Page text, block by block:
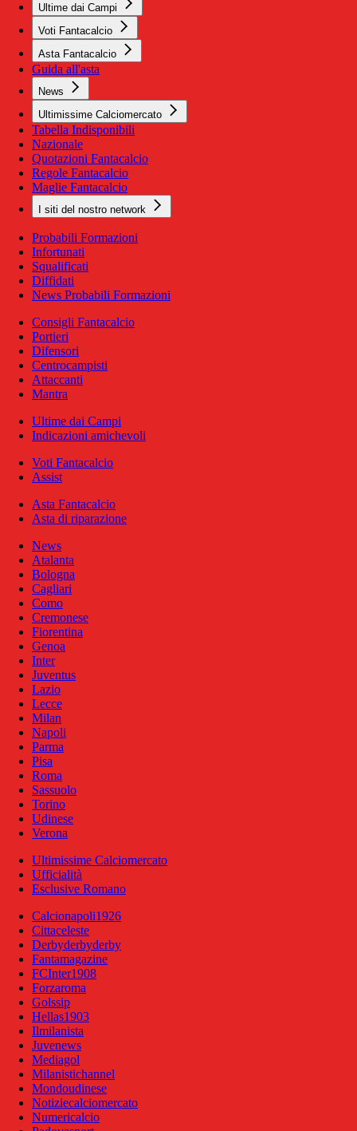
Ultime dai Campi
Voti Fantacalcio
Asta Fantacalcio
Guida all'asta
News
Ultimissime Calciomercato
Tabella Indisponibili
Nazionale
Quotazioni Fantacalcio
Regole Fantacalcio
Maglie Fantacalcio
I siti del nostro network
Probabili Formazioni
Infortunati
Squalificati
Diffidati
News Probabili Formazioni
Consigli Fantacalcio
Portieri
Difensori
Centrocampisti
Attaccanti
Mantra
Ultime dai Campi
Indicazioni amichevoli
Voti Fantacalcio
Assist
Asta Fantacalcio
Asta di riparazione
News
Atalanta
Bologna
Cagliari
Como
Cremonese
Fiorentina
Genoa
Inter
Juventus
Lazio
Lecce
Milan
Napoli
Parma
Pisa
Roma
Sassuolo
Torino
Udinese
Verona
Ultimissime Calciomercato
Ufficialità
Esclusive Romano
Calcionapoli1926
Cittaceleste
Derbyderbyderby
Fantamagazine
FCInter1908
Forzaroma
Golssip
Hellas1903
Ilmilanista
Juvenews
Mediagol
Milanistichannel
Mondoudinese
Notiziecalciomercato
Numericalcio